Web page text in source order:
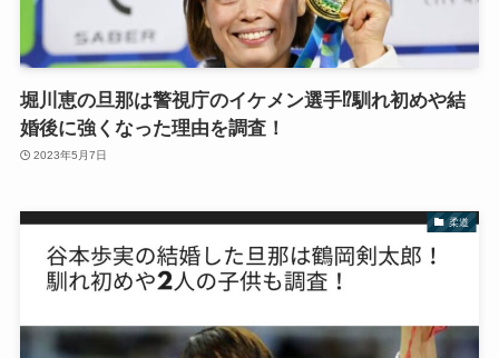
堀川恵の旦那は警視庁のイケメン選手⁉︎馴れ初めや結
婚後に強くなった理由を調査！
2023年5月7日
柔道